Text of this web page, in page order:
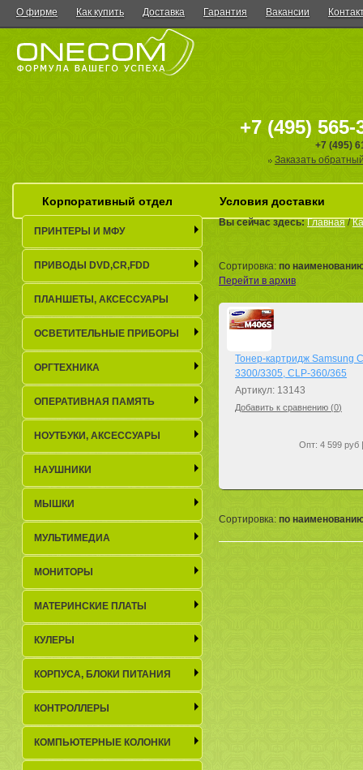
О фирме Как купить Доставка Гарантия Вакансии
+7 (495) 565-
+7 (495)
Заказать
Корпоративный отдел Условия доставки
Вы сейчас здесь:Главная/
Сортировка: по
Перейти в архив
Тонер-картридж Samsung
3300/3305, CLP-360/365
Артикул: 13143
Добавить к сравнению (0)
Опт: 4 599 руб
Сортировка: по
ПРИНТЕРЫ И МФУ
ПРИВОДЫ DVD,CR,FDD
ПЛАНШЕТЫ, АКСЕСCУАРЫ
ОСВЕТИТЕЛЬНЫЕ ПРИБОРЫ
ОРГТЕХНИКА
ОПЕРАТИВНАЯ ПАМЯТЬ
НОУТБУКИ, АКСЕСCУАРЫ
НАУШНИКИ
МЫШКИ
МУЛЬТИМЕДИА
МОНИТОРЫ
МАТЕРИНСКИЕ ПЛАТЫ
КУЛЕРЫ
КОРПУСА, БЛОКИ ПИТАНИЯ
КОНТРОЛЛЕРЫ
КОМПЬЮТЕРНЫЕ КОЛОНКИ